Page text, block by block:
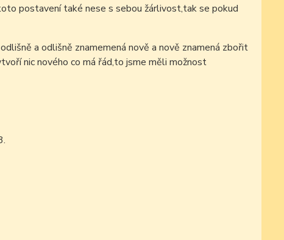
postavení také nese s sebou žárlivost,tak se pokud
a odlišně znamemená nově a nově znamená zbořit
nic nového co má řád,to jsme měli možnost